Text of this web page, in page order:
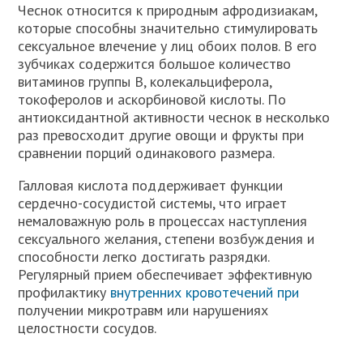
Чеснок относится к природным афродизиакам,
которые способны значительно стимулировать
сексуальное влечение у лиц обоих полов. В его
зубчиках содержится большое количество
витаминов группы В, колекальциферола,
токоферолов и аскорбиновой кислоты. По
антиоксидантной активности чеснок в несколько
раз превосходит другие овощи и фрукты при
сравнении порций одинакового размера.
Галловая кислота поддерживает функции
сердечно-сосудистой системы, что играет
немаловажную роль в процессах наступления
сексуального желания, степени возбуждения и
способности легко достигать разрядки.
Регулярный прием обеспечивает эффективную
профилактику внутренних кровотечений при
получении микротравм или нарушениях
целостности сосудов.